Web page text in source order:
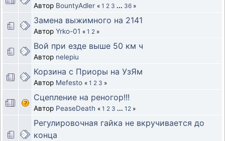
Автор BountyAdler « 1 2 3 ... 36 »
Замена выжимного на 2141
Автор Yrko-01 « 1 2 »
Вой при езде выше 50 км ч
Автор nelepiu
Корзина с Приоры на УзЯм
Автор Mefesto « 1 2 3 »
Сцепление на реногор!!!
Автор PeaseDeath « 1 2 3 ... 12 »
Регулировочная гайка не вкручивается до
конца